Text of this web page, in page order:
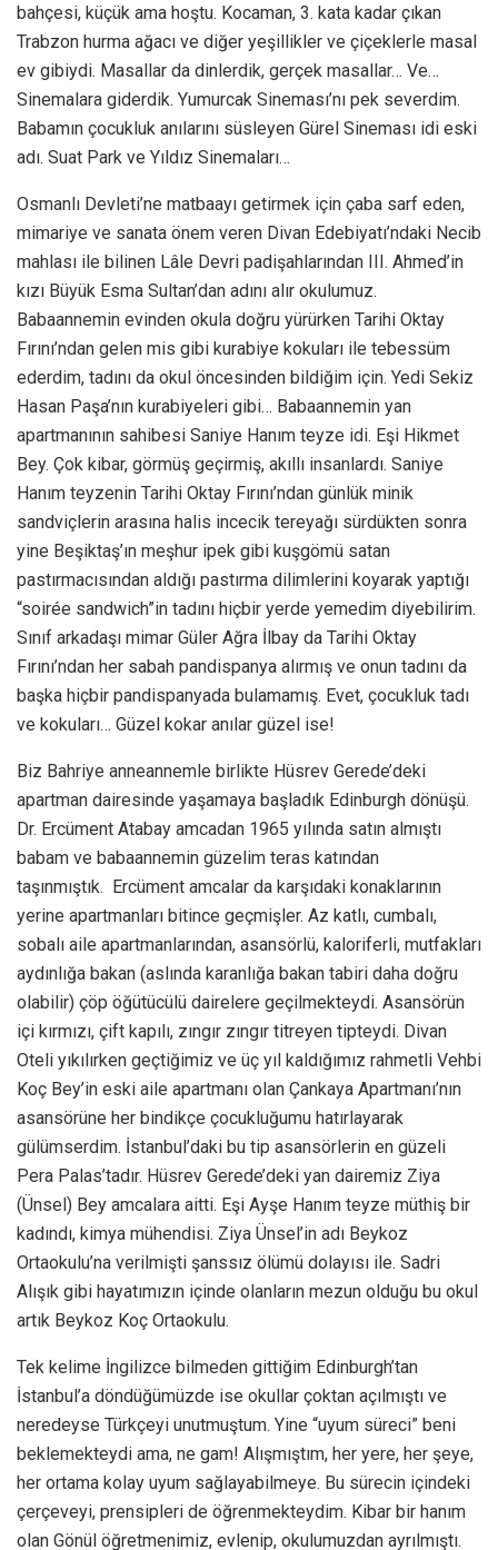
bahçesi, küçük ama hoştu. Kocaman, 3. kata kadar çıkan
Trabzon hurma ağacı ve diğer yeşillikler ve çiçeklerle masal
ev gibiydi. Masallar da dinlerdik, gerçek masallar… Ve…
Sinemalara giderdik. Yumurcak Sineması’nı pek severdim.
Babamın çocukluk anılarını süsleyen Gürel Sineması idi eski
adı. Suat Park ve Yıldız Sinemaları…
Osmanlı Devleti’ne matbaayı getirmek için çaba sarf eden,
mimariye ve sanata önem veren Divan Edebiyatı’ndaki Necib
mahlası ile bilinen Lâle Devri padişahlarından III. Ahmed’in
kızı Büyük Esma Sultan’dan adını alır okulumuz.
Babaannemin evinden okula doğru yürürken Tarihi Oktay
Fırını’ndan gelen mis gibi kurabiye kokuları ile tebessüm
ederdim, tadını da okul öncesinden bildiğim için. Yedi Sekiz
Hasan Paşa’nın kurabiyeleri gibi… Babaannemin yan
apartmanının sahibesi Saniye Hanım teyze idi. Eşi Hikmet
Bey. Çok kibar, görmüş geçirmiş, akıllı insanlardı. Saniye
Hanım teyzenin Tarihi Oktay Fırını’ndan günlük minik
sandviçlerin arasına halis incecik tereyağı sürdükten sonra
yine Beşiktaş’ın meşhur ipek gibi kuşgömü satan
pastırmacısından aldığı pastırma dilimlerini koyarak yaptığı
“soirée sandwich”in tadını hiçbir yerde yemedim diyebilirim.
Sınıf arkadaşı mimar Güler Ağra İlbay da Tarihi Oktay
Fırını’ndan her sabah pandispanya alırmış ve onun tadını da
başka hiçbir pandispanyada bulamamış. Evet, çocukluk tadı
ve kokuları… Güzel kokar anılar güzel ise!
Biz Bahriye anneannemle birlikte Hüsrev Gerede’deki
apartman dairesinde yaşamaya başladık Edinburgh dönüşü.
Dr. Ercüment Atabay amcadan 1965 yılında satın almıştı
babam ve babaannemin güzelim teras katından
taşınmıştık. Ercüment amcalar da karşıdaki konaklarının
yerine apartmanları bitince geçmişler. Az katlı, cumbalı,
sobalı aile apartmanlarından, asansörlü, kaloriferli, mutfakları
aydınlığa bakan (aslında karanlığa bakan tabiri daha doğru
olabilir) çöp öğütücülü dairelere geçilmekteydi. Asansörün
içi kırmızı, çift kapılı, zıngır zıngır titreyen tipteydi. Divan
Oteli yıkılırken geçtiğimiz ve üç yıl kaldığımız rahmetli Vehbi
Koç Bey’in eski aile apartmanı olan Çankaya Apartmanı’nın
asansörüne her bindikçe çocukluğumu hatırlayarak
gülümserdim. İstanbul’daki bu tip asansörlerin en güzeli
Pera Palas’tadır. Hüsrev Gerede’deki yan dairemiz Ziya
(Ünsel) Bey amcalara aitti. Eşi Ayşe Hanım teyze müthiş bir
kadındı, kimya mühendisi. Ziya Ünsel’in adı Beykoz
Ortaokulu’na verilmişti şanssız ölümü dolayısı ile. Sadri
Alışık gibi hayatımızın içinde olanların mezun olduğu bu okul
artık Beykoz Koç Ortaokulu.
Tek kelime İngilizce bilmeden gittiğim Edinburgh’tan
İstanbul’a döndüğümüzde ise okullar çoktan açılmıştı ve
neredeyse Türkçeyi unutmuştum. Yine “uyum süreci” beni
beklemekteydi ama, ne gam! Alışmıştım, her yere, her şeye,
her ortama kolay uyum sağlayabilmeye. Bu sürecin içindeki
çerçeveyi, prensipleri de öğrenmekteydim. Kibar bir hanım
olan Gönül öğretmenimiz, evlenip, okulumuzdan ayrılmıştı.